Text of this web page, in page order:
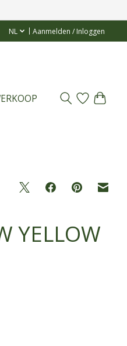
NL Aanmelden / Inloggen
YELLOW